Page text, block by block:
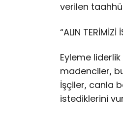
verilen
“ALIN TERİMİZİ
Eyleme
madenciler,
İşçiler, canla
istediklerini